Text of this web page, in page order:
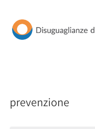
Vai
prevenzione